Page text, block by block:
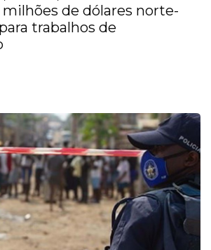
milhões de dólares norte-
trabalhos de